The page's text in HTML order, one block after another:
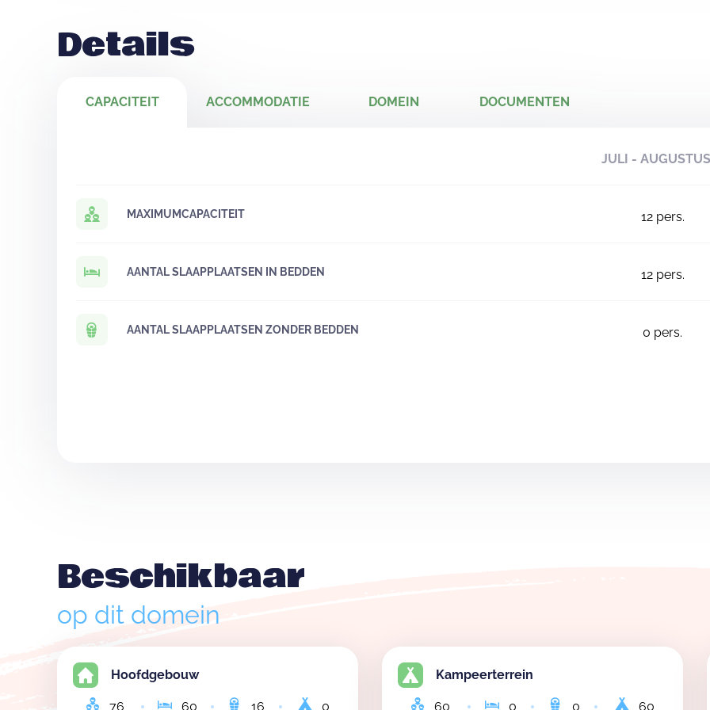
Details
CAPACITEIT ACCOMMODATIE DOMEIN DOCUMENTEN
JULI - AUGUSTUS
MAXIMUMCAPACITEIT 12pers.
AANTAL SLAAPPLAATSEN IN BEDDEN 12pers.
AANTAL SLAAPPLAATSEN ZONDER BEDDEN 0 pers.
Beschikbaar
op dit domein
Hoofdgebouw
76 60 16 0
Kampeerterrein
60 0 0 60